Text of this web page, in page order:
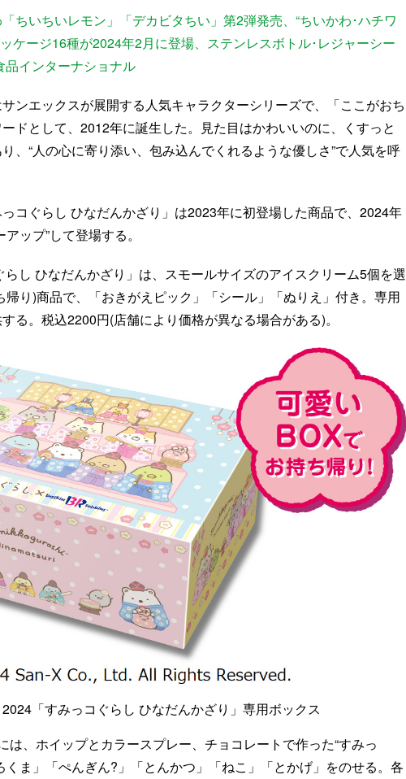
「ちいちいレモン」「デカビタちい」第2弾発売、“ちいかわ･ハチワ
ケージ16種が2024年2月に登場、ステンレスボトル･レジャーシー
品インターナショナル
サンエックスが展開する人気キャラクターシリーズで、「ここがおち
ドとして、2012年に誕生した。見た目はかわいいのに、くすっと
、“人の心に寄り添い、包み込んでくれるような優しさ”で人気を呼
コぐらし ひなだんかざり」は2023年に初登場した商品で、2024年
ップ”して登場する。
し ひなだんかざり」は、スモールサイズのアイスクリーム5個を選
帰り)商品で、「おきがえピック」「シール」「ぬりえ」付き。専用
る。税込2200円(店舗により価格が異なる場合がある)。
「すみっコぐらし ひなだんかざり」専用ボックス
は、ホイップとカラースプレー、チョコレートで作った“すみっ
くま」「ぺんぎん?」「とんかつ」「ねこ」「とかげ」をのせる。各